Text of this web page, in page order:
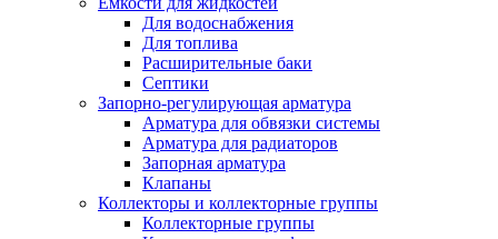
Для водоснабжения
Для топлива
Расширительные баки
Септики
Запорно-регулирующая арматура
Арматура для обвязки системы
Арматура для радиаторов
Запорная арматура
Клапаны
Коллекторы и коллекторные группы
Коллекторные группы